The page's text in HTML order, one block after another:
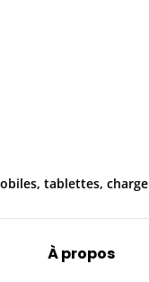
tablettes,
À propos